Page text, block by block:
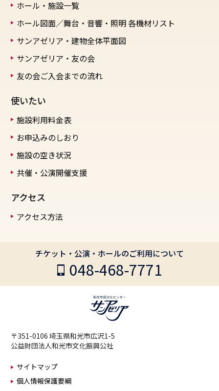
ホール・施設一覧
ホール図面／舞台・音響・照明各機材リスト
サンアゼリア・建物全体平面図
サンアゼリア・友の会
友の会ご入会までの流れ
使いたい
施設利用料金表
お申込みのしおり
施設の空き状況
共催・公演開催支援
アクセス
アクセス方法
チケット・公演・ホールのご利用について
048-468-7771
〒351-0106 埼玉県和光市広沢1-5
公益財団法人和光市文化振興公社
サイトマップ
個人情報保護要綱